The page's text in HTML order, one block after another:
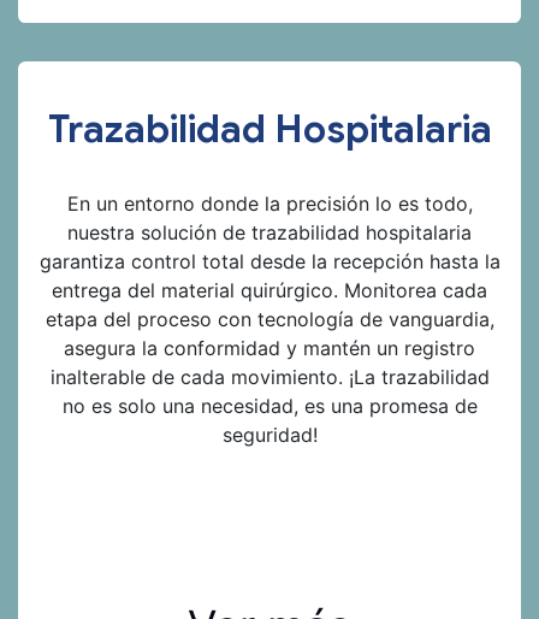
Trazabilidad Hospitalaria
asegura la conformidad y mantén un registro